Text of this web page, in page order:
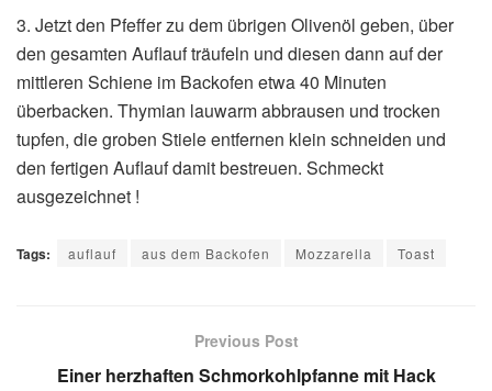
3. Jetzt den Pfeffer zu dem übrigen Olivenöl geben, über
den gesamten Auflauf träufeln und diesen dann auf der
mittleren Schiene im Backofen etwa 40 Minuten
überbacken. Thymian lauwarm abbrausen und trocken
tupfen, die groben Stiele entfernen klein schneiden und
den fertigen Auflauf damit bestreuen. Schmeckt
ausgezeichnet !
Tags: auflauf aus dem Backofen Mozzarella Toast
Previous Post
Einer herzhaften Schmorkohlpfanne mit Hack